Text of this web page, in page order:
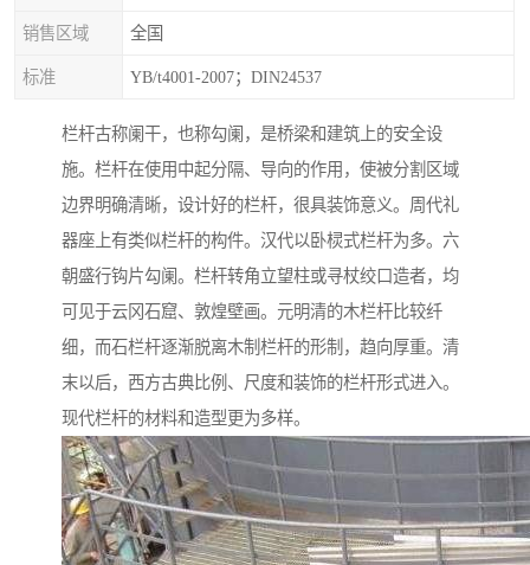
销售区域 全国
标准 YB/t4001-2007；DIN24537
栏杆古称阑干，也称勾阑，是桥梁和建筑上的安全设
施。栏杆在使用中起分隔、导向的作用，使被分割区域
边界明确清晰，设计好的栏杆，很具装饰意义。周代礼
器座上有类似栏杆的构件。汉代以卧棂式栏杆为多。六
朝盛行钩片勾阑。栏杆转角立望柱或寻杖绞口造者，均
可见于云冈石窟、敦煌壁画。元明清的木栏杆比较纤
细，而石栏杆逐渐脱离木制栏杆的形制，趋向厚重。清
末以后，西方古典比例、尺度和装饰的栏杆形式进入。
现代栏杆的材料和造型更为多样。